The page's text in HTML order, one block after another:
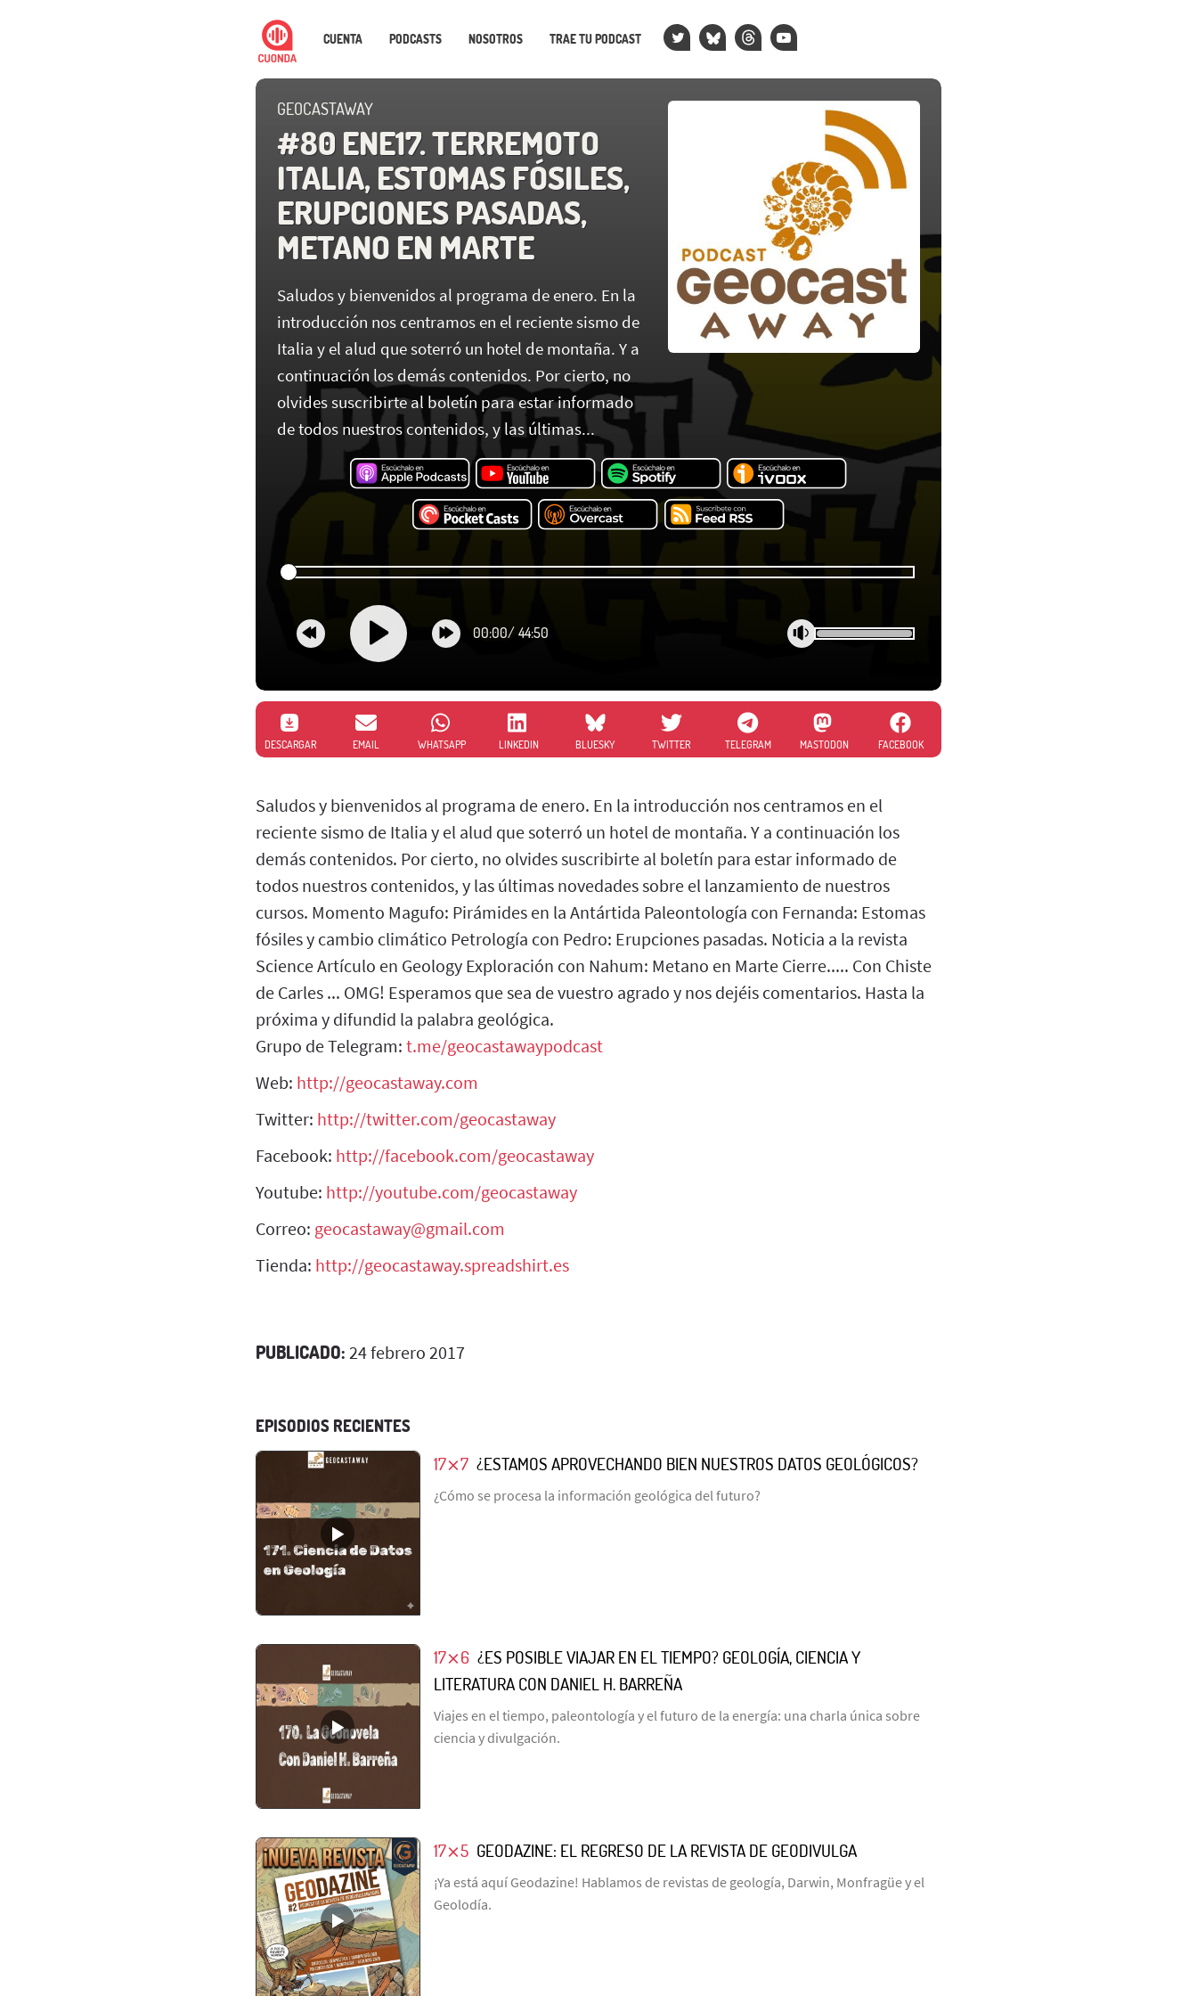
CUENTA PODCASTS NOSOTROS TRAE TU PODCAST
GEOCASTAWAY
#80 ENE17. TERREMOTO
ITALIA, ESTOMAS FÓSILES,
ERUPCIONES PASADAS,
METANO EN MARTE
Saludos y bienvenidos al programa de enero. En la
introducción nos centramos en el reciente sismo de
Italia y el alud que soterró un hotel de montaña. Y a
continuación los demás contenidos. Por cierto, no
olvides suscribirte al boletín para estar informado
de todos nuestros contenidos, y las últimas...
00:00/ 44:50
DESCARGAR EMAIL WHATSAPP LINKEDIN BLUESKY TWITTER TELEGRAM MASTODON FACEBOOK
Saludos y bienvenidos al programa de enero. En la introducción nos centramos en el
reciente sismo de Italia y el alud que soterró un hotel de montaña. Y a continuación los
demás contenidos. Por cierto, no olvides suscribirte al boletín para estar informado de
todos nuestros contenidos, y las últimas novedades sobre el lanzamiento de nuestros
cursos. Momento Magufo: Pirámides en la Antártida Paleontología con Fernanda: Estomas
fósiles y cambio climático Petrología con Pedro: Erupciones pasadas. Noticia a la revista
Science Artículo en Geology Exploración con Nahum: Metano en Marte Cierre..... Con Chiste
de Carles ... OMG! Esperamos que sea de vuestro agrado y nos dejéis comentarios. Hasta la
próxima y difundid la palabra geológica.
Grupo de Telegram: t.me/geocastawaypodcast
Web: http://geocastaway.com
Twitter: http://twitter.com/geocastaway
Facebook: http://facebook.com/geocastaway
Youtube: http://youtube.com/geocastaway
Correo: geocastaway@gmail.com
Tienda: http://geocastaway.spreadshirt.es
PUBLICADO: 24 febrero 2017
EPISODIOS RECIENTES
17⨯7 ¿ESTAMOS APROVECHANDO BIEN NUESTROS DATOS GEOLÓGICOS?
¿Cómo se procesa la información geológica del futuro?
17⨯6 ¿ES POSIBLE VIAJAR EN EL TIEMPO? GEOLOGÍA, CIENCIA Y
LITERATURA CON DANIEL H. BARREÑA
Viajes en el tiempo, paleontología y el futuro de la energía: una charla única sobre
ciencia y divulgación.
17⨯5 GEODAZINE: EL REGRESO DE LA REVISTA DE GEODIVULGA
¡Ya está aquí Geodazine! Hablamos de revistas de geología, Darwin, Monfragüe y el
Geolodía.